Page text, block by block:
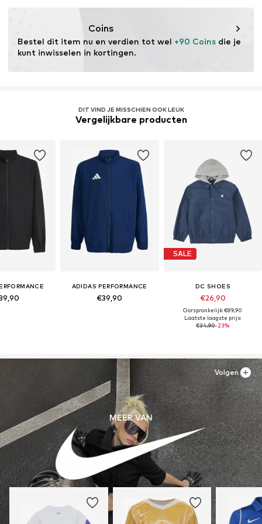
Eigenschap: Winddicht
Coins
Bestel dit item nu en verdien tot wel +90 Coins die je
kunt inwisselen in kortingen.
DIT VIND JE MISSCHIEN OOK LEUK
Vergelijkbare producten
ADIDAS PERFORMANCE
€39,90
SALE
DC SHOES
€26,90
Oorspronkelijk: €89,90
Laatste laagste prijs:
€34,90-23%
MEER VAN
Volgen